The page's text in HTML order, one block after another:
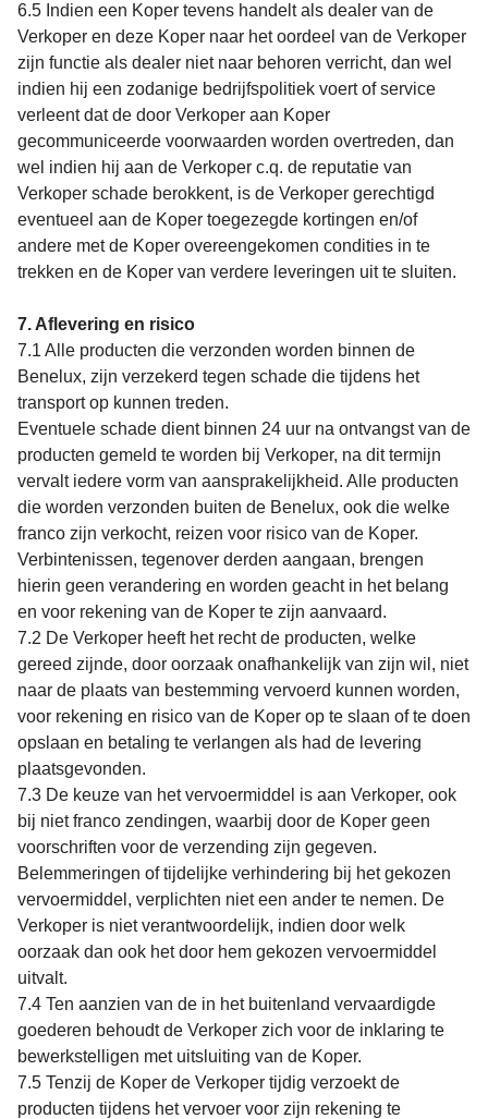
6.5 Indien een Koper tevens handelt als dealer van de
Verkoper en deze Koper naar het oordeel van de Verkoper
zijn functie als dealer niet naar behoren verricht, dan wel
indien hij een zodanige bedrijfspolitiek voert of service
verleent dat de door Verkoper aan Koper
gecommuniceerde voorwaarden worden overtreden, dan
wel indien hij aan de Verkoper c.q. de reputatie van
Verkoper schade berokkent, is de Verkoper gerechtigd
eventueel aan de Koper toegezegde kortingen en/of
andere met de Koper overeengekomen condities in te
trekken en de Koper van verdere leveringen uit te sluiten.
7. Aflevering en risico
7.1 Alle producten die verzonden worden binnen de
Benelux, zijn verzekerd tegen schade die tijdens het
transport op kunnen treden.
Eventuele schade dient binnen 24 uur na ontvangst van de
producten gemeld te worden bij Verkoper, na dit termijn
vervalt iedere vorm van aansprakelijkheid. Alle producten
die worden verzonden buiten de Benelux, ook die welke
franco zijn verkocht, reizen voor risico van de Koper.
Verbintenissen, tegenover derden aangaan, brengen
hierin geen verandering en worden geacht in het belang
en voor rekening van de Koper te zijn aanvaard.
7.2 De Verkoper heeft het recht de producten, welke
gereed zijnde, door oorzaak onafhankelijk van zijn wil, niet
naar de plaats van bestemming vervoerd kunnen worden,
voor rekening en risico van de Koper op te slaan of te doen
opslaan en betaling te verlangen als had de levering
plaatsgevonden.
7.3 De keuze van het vervoermiddel is aan Verkoper, ook
bij niet franco zendingen, waarbij door de Koper geen
voorschriften voor de verzending zijn gegeven.
Belemmeringen of tijdelijke verhindering bij het gekozen
vervoermiddel, verplichten niet een ander te nemen. De
Verkoper is niet verantwoordelijk, indien door welk
oorzaak dan ook het door hem gekozen vervoermiddel
uitvalt.
7.4 Ten aanzien van de in het buitenland vervaardigde
goederen behoudt de Verkoper zich voor de inklaring te
bewerkstelligen met uitsluiting van de Koper.
7.5 Tenzij de Koper de Verkoper tijdig verzoekt de
producten tijdens het vervoer voor zijn rekening te